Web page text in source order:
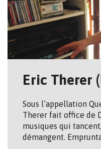
Eric Therer
Sous l’appellation
Therer fait office de
musiques qui
démangent.